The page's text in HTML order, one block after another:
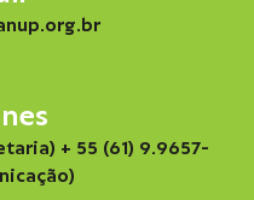
+ 55 (61) 9.9657-